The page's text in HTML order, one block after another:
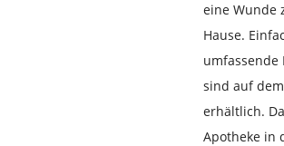
eine Wunde
Hause.
umfassende
sind auf
erhältlich.
Apotheke in